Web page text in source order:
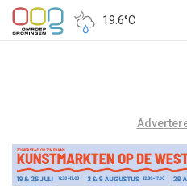
19.6°C